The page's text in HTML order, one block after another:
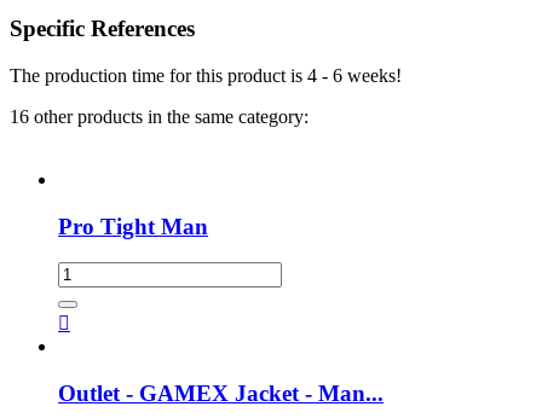
Specific References
The production time for this product is 4 - 6 weeks!
16 other products in the same category:
Pro Tight Man

Outlet - GAMEX Jacket - Man...